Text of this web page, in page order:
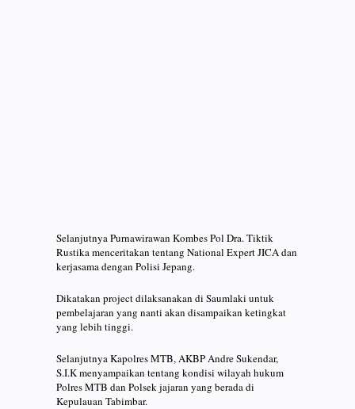
Selanjutnya Purnawirawan Kombes Pol Dra. Tiktik
Rustika menceritakan tentang National Expert JICA dan
kerjasama dengan Polisi Jepang.
Dikatakan project dilaksanakan di Saumlaki untuk
pembelajaran yang nanti akan disampaikan ketingkat
yang lebih tinggi.
Selanjutnya Kapolres MTB, AKBP Andre Sukendar,
S.I.K menyampaikan tentang kondisi wilayah hukum
Polres MTB dan Polsek jajaran yang berada di
Kepulauan Tabimbar.